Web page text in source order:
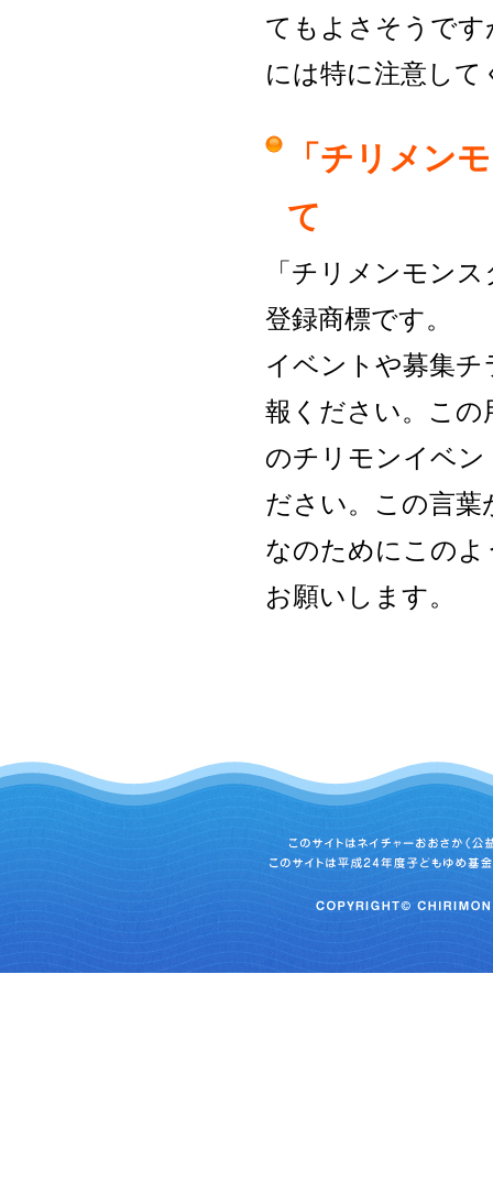
てもよさそうで
には特に注意して
「チリメン
て
「チリメンモン
登録商標です。
イベントや募集
報ください。こ
のチリモンイベ
ださい。この言
なのためにこの
お願いします。